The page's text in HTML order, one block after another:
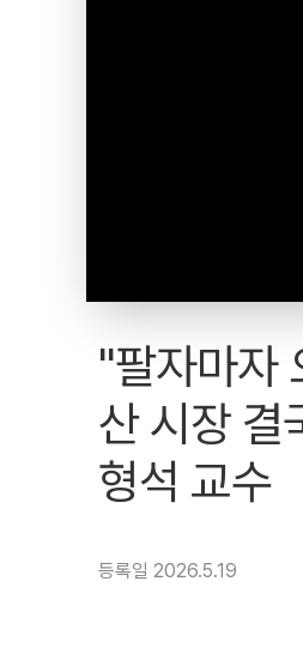
"팔자마자
산 시장 결
형석 교수
등록일 2026.5.19